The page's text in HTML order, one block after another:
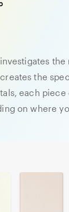
the
each
on where